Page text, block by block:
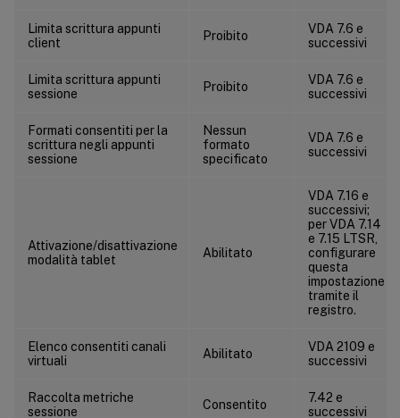
Limita scrittura appunti
client
Proibito
VDA 7.6 e
successivi
Limita scrittura appunti
sessione
Proibito
VDA 7.6 e
successivi
Formati consentiti per la
scrittura negli appunti
sessione
Nessun
formato
specificato
VDA 7.6 e
successivi
Attivazione/disattivazione
modalità tablet
Abilitato
VDA 7.16 e
successivi;
per VDA 7.14
e 7.15 LTSR,
configurare
questa
impostazione
tramite il
registro.
Elenco consentiti canali
virtuali
Abilitato
VDA 2109 e
successivi
Raccolta metriche
sessione
Consentito
7.42 e
successivi
Gestione profili/Gestione dei profili
Gestione profili/Registro di sistema
Gestione profili/Profili utente in streaming
Livello di personalizzazione utente
Virtual Delivery Agent
IP virtuale